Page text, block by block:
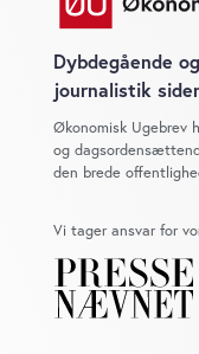
Dybdegående
journalistik
Økonomisk Ugebrev
og
den brede
Vi tager ansvar for